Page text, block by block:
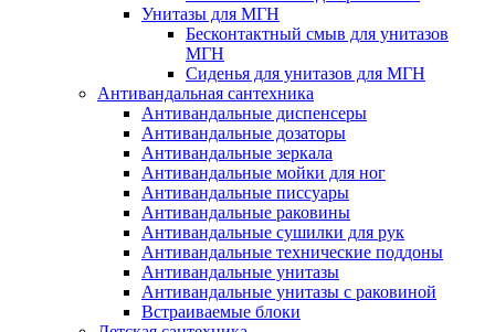
Унитазы для МГН
Бесконтактный смыв для унитазов
МГН
Сиденья для унитазов для МГН
Антивандальная сантехника
Антивандальные диспенсеры
Антивандальные дозаторы
Антивандальные зеркала
Антивандальные мойки для ног
Антивандальные писсуары
Антивандальные раковины
Антивандальные сушилки для рук
Антивандальные технические поддоны
Антивандальные унитазы
Антивандальные унитазы с раковиной
Встраиваемые блоки